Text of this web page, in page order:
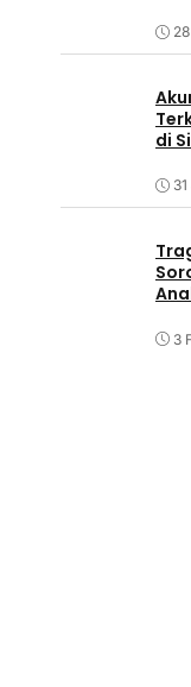
di
3